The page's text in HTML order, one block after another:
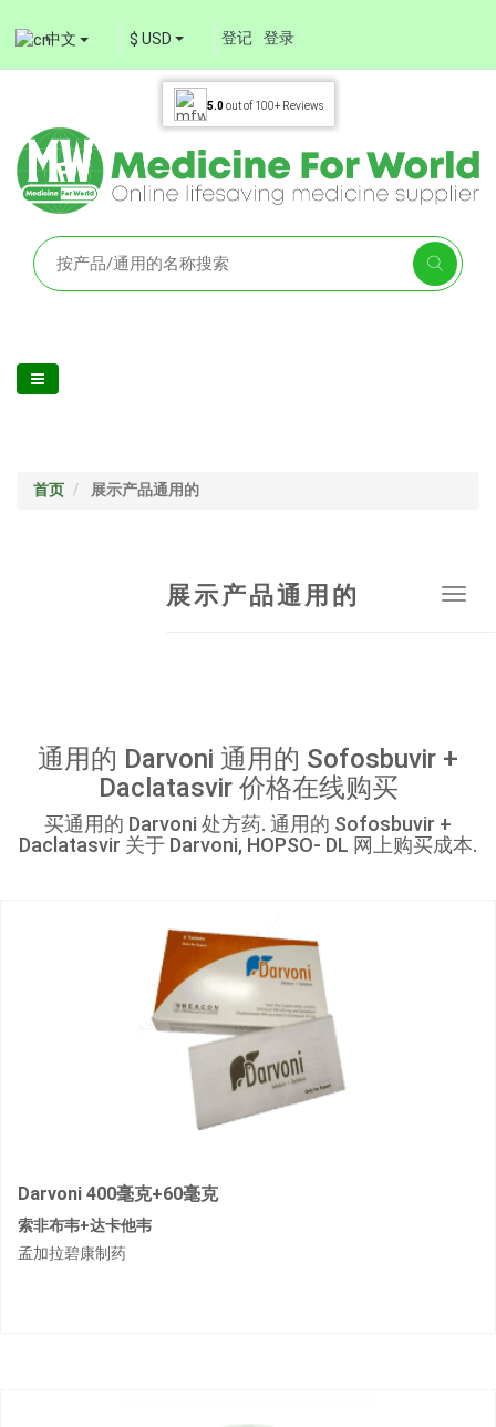
中文 $ USD 登记 登录
5.0out of 100+ Reviews
首页 展示产品通用的
展示产品通用的
通用的 Darvoni 通用的 Sofosbuvir +
Daclatasvir 价格在线购买
买通用的 Darvoni 处方药. 通用的 Sofosbuvir +
Daclatasvir 关于 Darvoni, HOPSO- DL 网上购买成本.
Darvoni 400毫克+60毫克
索非布韦+达卡他韦
孟加拉碧康制药